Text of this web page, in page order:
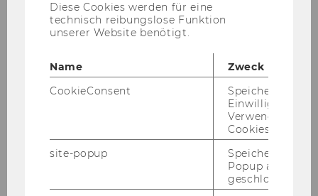
Kon­takt
E-Mail:lehrstuhl.kodek@wu.ac.at
Prof. Kodek
Diese Cookies werden für eine
technisch reibungslose Funktion
unserer Website benötigt.
Name
Zweck
CookieConsent
Speichert Ihre
Einwilligung zur
Verwendung von
Cookies.
site-popup
Speichert ob ein
Popup
geschlossen